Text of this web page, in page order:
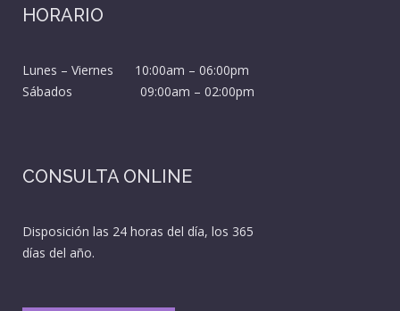
HORARIO
Lunes – Viernes 10:00am – 06:00pm
Sábados 09:00am – 02:00pm
CONSULTA ONLINE
Disposición las 24 horas del día, los 365
días del año.